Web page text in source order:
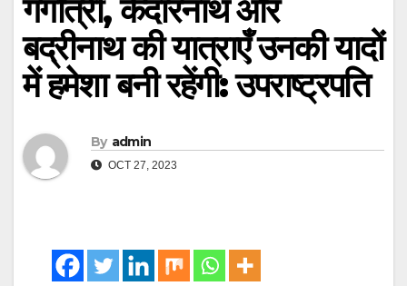
गंगोत्री, केदारनाथ और
बद्रीनाथ की यात्राएँ उनकी यादों
में हमेशा बनी रहेंगी: उपराष्ट्रपति
By admin
OCT 27, 2023